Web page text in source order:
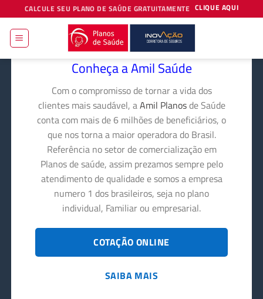
to
content
CALCULE SEU PLANO DE SAÚDE GRATUITAMENTE CLIQUE AQUI
Conheça a Amil Saúde
Com o compromisso de tornar a vida dos
clientes mais saudável, aAmil Planosde Saúde
conta com mais de 6 milhões de beneficiários, o
que nos torna a maior operadora do Brasil.
Referência no setor de comercialização em
Planos de saúde, assim prezamos sempre pelo
atendimento de qualidade e somos a empresa
numero 1 dos brasileiros, seja no plano
individual, Familiar ou empresarial.
COTAÇÃO ONLINE
SAIBA MAIS